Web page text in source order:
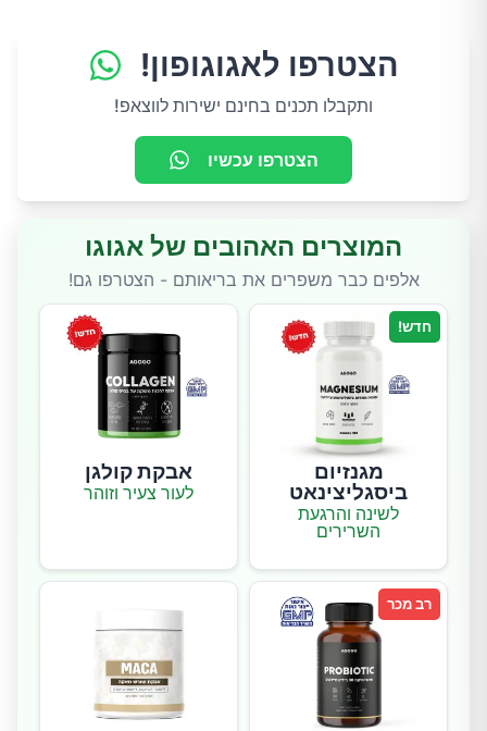
הצטרפו לאגוגופון!
ותקבלו תכנים בחינם ישירות לווצאפ!
הצטרפו עכשיו
המוצרים האהובים של אגוגו
אלפים כבר משפרים את בריאותם - הצטרפו גם!
חדש!
מגנזיום
ביסגליצינאט
לשינה והרגעת
השרירים
אבקת קולגן
לעור צעיר וזוהר
רב מכר